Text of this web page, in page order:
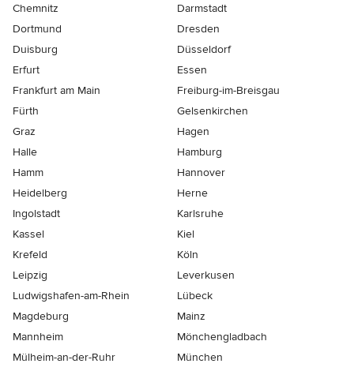
Chemnitz
Darmstadt
Dortmund
Dresden
Duisburg
Düsseldorf
Erfurt
Essen
Frankfurt am Main
Freiburg-im-Breisgau
Fürth
Gelsenkirchen
Graz
Hagen
Halle
Hamburg
Hamm
Hannover
Heidelberg
Herne
Ingolstadt
Karlsruhe
Kassel
Kiel
Krefeld
Köln
Leipzig
Leverkusen
Ludwigshafen-am-Rhein
Lübeck
Magdeburg
Mainz
Mannheim
Mönchen­gladbach
Mülheim-an-der-Ruhr
München